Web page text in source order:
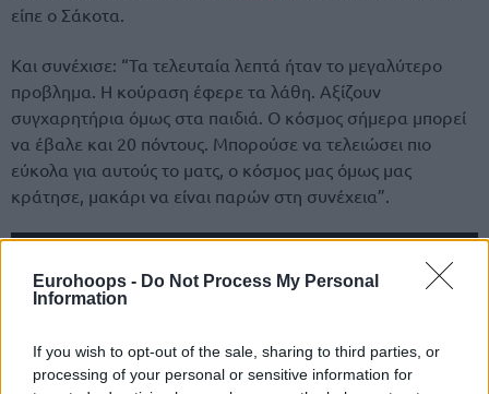
Eurohoops - Do Not Process My Personal
Information
If you wish to opt-out of the sale, sharing to third parties, or
processing of your personal or sensitive information for
είπε ο Σάκοτα.
Και συνέχισε: “Τα τελευταία λεπτά ήταν το μεγαλύτερο
προβλημα. Η κούραση έφερε τα λάθη. Αξίζουν
συγχαρητήρια όμως στα παιδιά. Ο κόσμος σήμερα μπορεί
να έβαλε και 20 πόντους. Μπορούσε να τελειώσει πιο
εύκολα για αυτούς το ματς, ο κόσμος μας όμως μας
κράτησε, μακάρι να είναι παρών στη συνέχεια”.